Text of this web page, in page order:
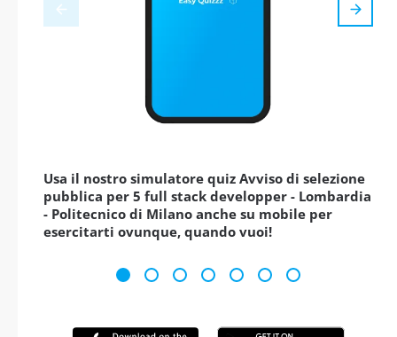
Usa il nostro simulatore quiz Avviso di selezione
pubblica per 5 full stack developper - Lombardia
- Politecnico di Milano anche su mobile per
esercitarti ovunque, quando vuoi!